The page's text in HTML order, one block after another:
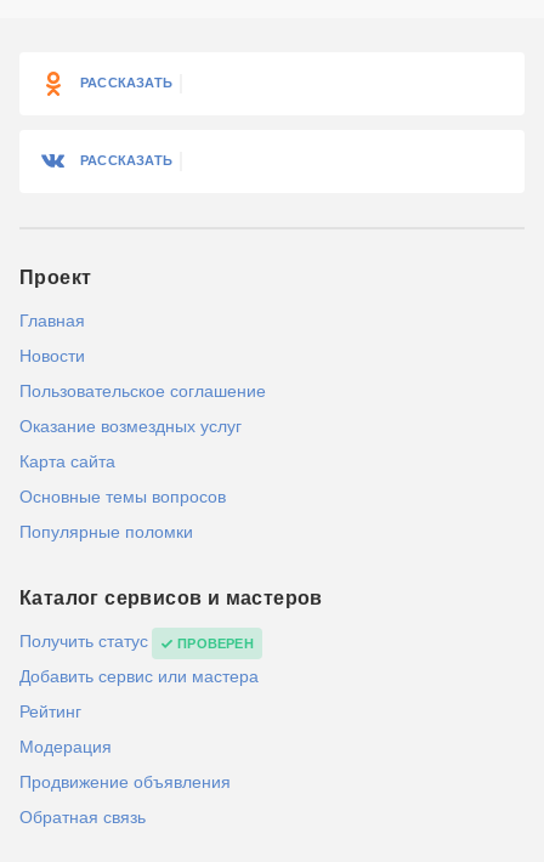
РАССКАЗАТЬ
РАССКАЗАТЬ
Проект
Главная
Новости
Пользовательское соглашение
Оказание возмездных услуг
Карта сайта
Основные темы вопросов
Популярные поломки
Каталог сервисов и мастеров
Получить статус ПРОВЕРЕН
Добавить сервис или мастера
Рейтинг
Модерация
Продвижение объявления
Обратная связь